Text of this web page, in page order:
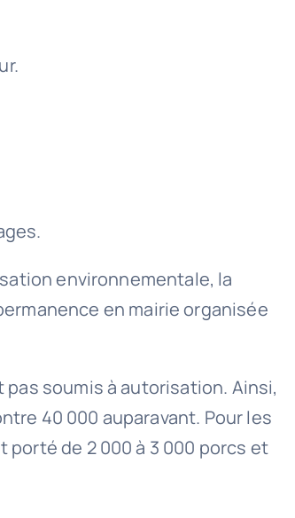
environnementale, la
en mairie organisée
soumis à autorisation. Ainsi,
40 000 auparavant. Pour les
porté de 2 000 à 3 000 porcs et